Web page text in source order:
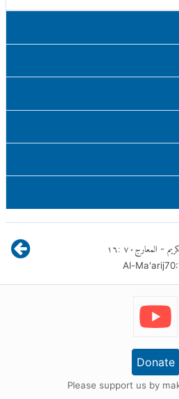
- المعارج٧٠:١٦
Al-Ma'arij70:
Donate
Please support us by